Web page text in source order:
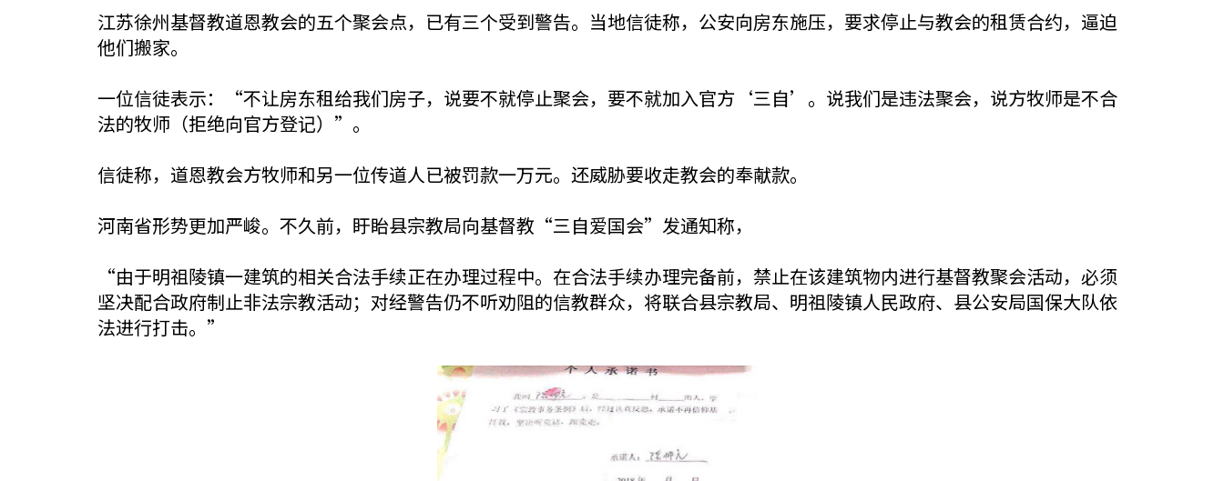
江苏徐州基督教道恩教会的五个聚会点，已有三个受到警告。当地信徒称，公安向房东施压，要求停止与教会的租赁合约，逼迫
他们搬家。
一位信徒表示：“不让房东租给我们房子，说要不就停止聚会，要不就加入官方‘三自’。说我们是违法聚会，说方牧师是不合
法的牧师（拒绝向官方登记）”。
信徒称，道恩教会方牧师和另一位传道人已被罚款一万元。还威胁要收走教会的奉献款。
河南省形势更加严峻。不久前，盱眙县宗教局向基督教“三自爱国会”发通知称，
“由于明祖陵镇一建筑的相关合法手续正在办理过程中。在合法手续办理完备前，禁止在该建筑物内进行基督教聚会活动，必须
坚决配合政府制止非法宗教活动；对经警告仍不听劝阻的信教群众，将联合县宗教局、明祖陵镇人民政府、县公安局国保大队依
法进行打击。”